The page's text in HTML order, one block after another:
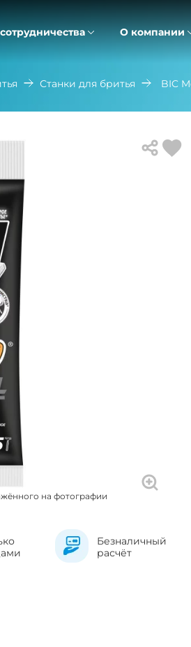
О компании
Станки для бритья BIC
на фотографии
Безналичный
расчёт